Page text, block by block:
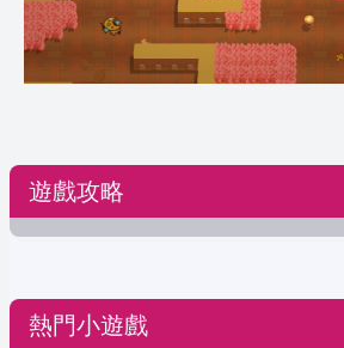
遊戲攻略
熱門小遊戲